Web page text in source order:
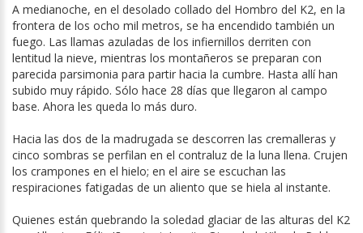
A medianoche, en el desolado collado del Hombro del K2, en la
frontera de los ocho mil metros, se ha encendido también un
fuego. Las llamas azuladas de los infiernillos derriten con
lentitud la nieve, mientras los montañeros se preparan con
parecida parsimonia para partir hacia la cumbre. Hasta allí han
subido muy rápido. Sólo hace 28 días que llegaron al campo
base. Ahora les queda lo más duro.
Hacia las dos de la madrugada se descorren las cremalleras y
cinco sombras se perfilan en el contraluz de la luna llena. Crujen
los crampones en el hielo; en el aire se escuchan las
respiraciones fatigadas de un aliento que se hiela al instante.
Quienes están quebrando la soledad glaciar de las alturas del K2